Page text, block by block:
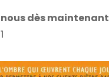
dès maintenant